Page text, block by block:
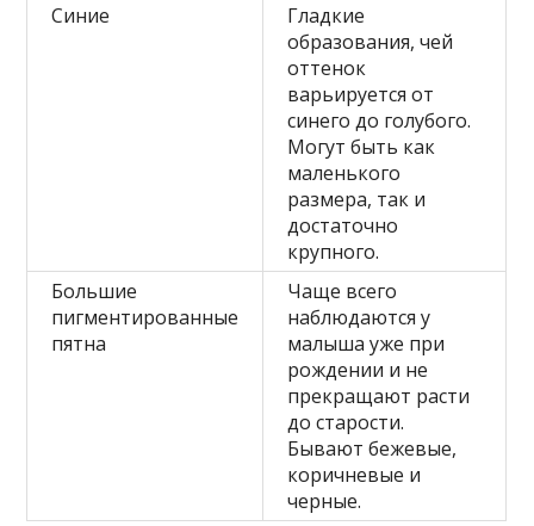
Синие
Гладкие
образования, чей
оттенок
варьируется от
синего до голубого.
Могут быть как
маленького
размера, так и
достаточно
крупного.
Большие
пигментированные
пятна
Чаще всего
наблюдаются у
малыша уже при
рождении и не
прекращают расти
до старости.
Бывают бежевые,
коричневые и
черные.